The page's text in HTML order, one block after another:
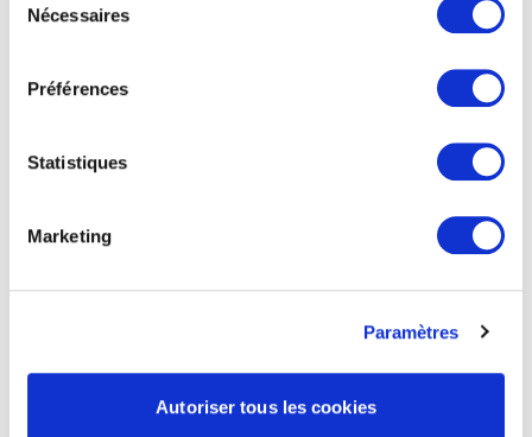
Nécessaires
Préférences
Statistiques
Marketing
Paramètres
Autoriser tous les cookies